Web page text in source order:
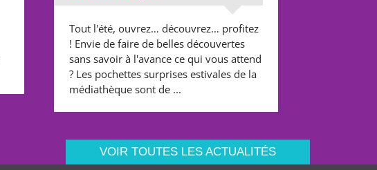
Tout l'été, ouvrez… découvrez… profitez
! Envie de faire de belles découvertes
sans savoir à l'avance ce qui vous attend
? Les pochettes surprises estivales de la
médiathèque sont de ...
VOIR TOUTES LES ACTUALITÉS